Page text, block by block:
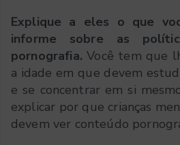
Explique a eles o que
informe sobre as
pornografia.Você tem que
a idade em que devem
e se concentrar em si
explicar por que crianças
devem ver conteúdo